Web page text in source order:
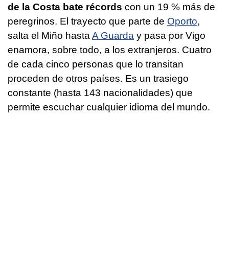
de la Costa bate récords con un 19 % más de
peregrinos. El trayecto que parte de Oporto,
salta el Miño hasta A Guarda y pasa por Vigo
enamora, sobre todo, a los extranjeros. Cuatro
de cada cinco personas que lo transitan
proceden de otros países. Es un trasiego
constante (hasta 143 nacionalidades) que
permite escuchar cualquier idioma del mundo.